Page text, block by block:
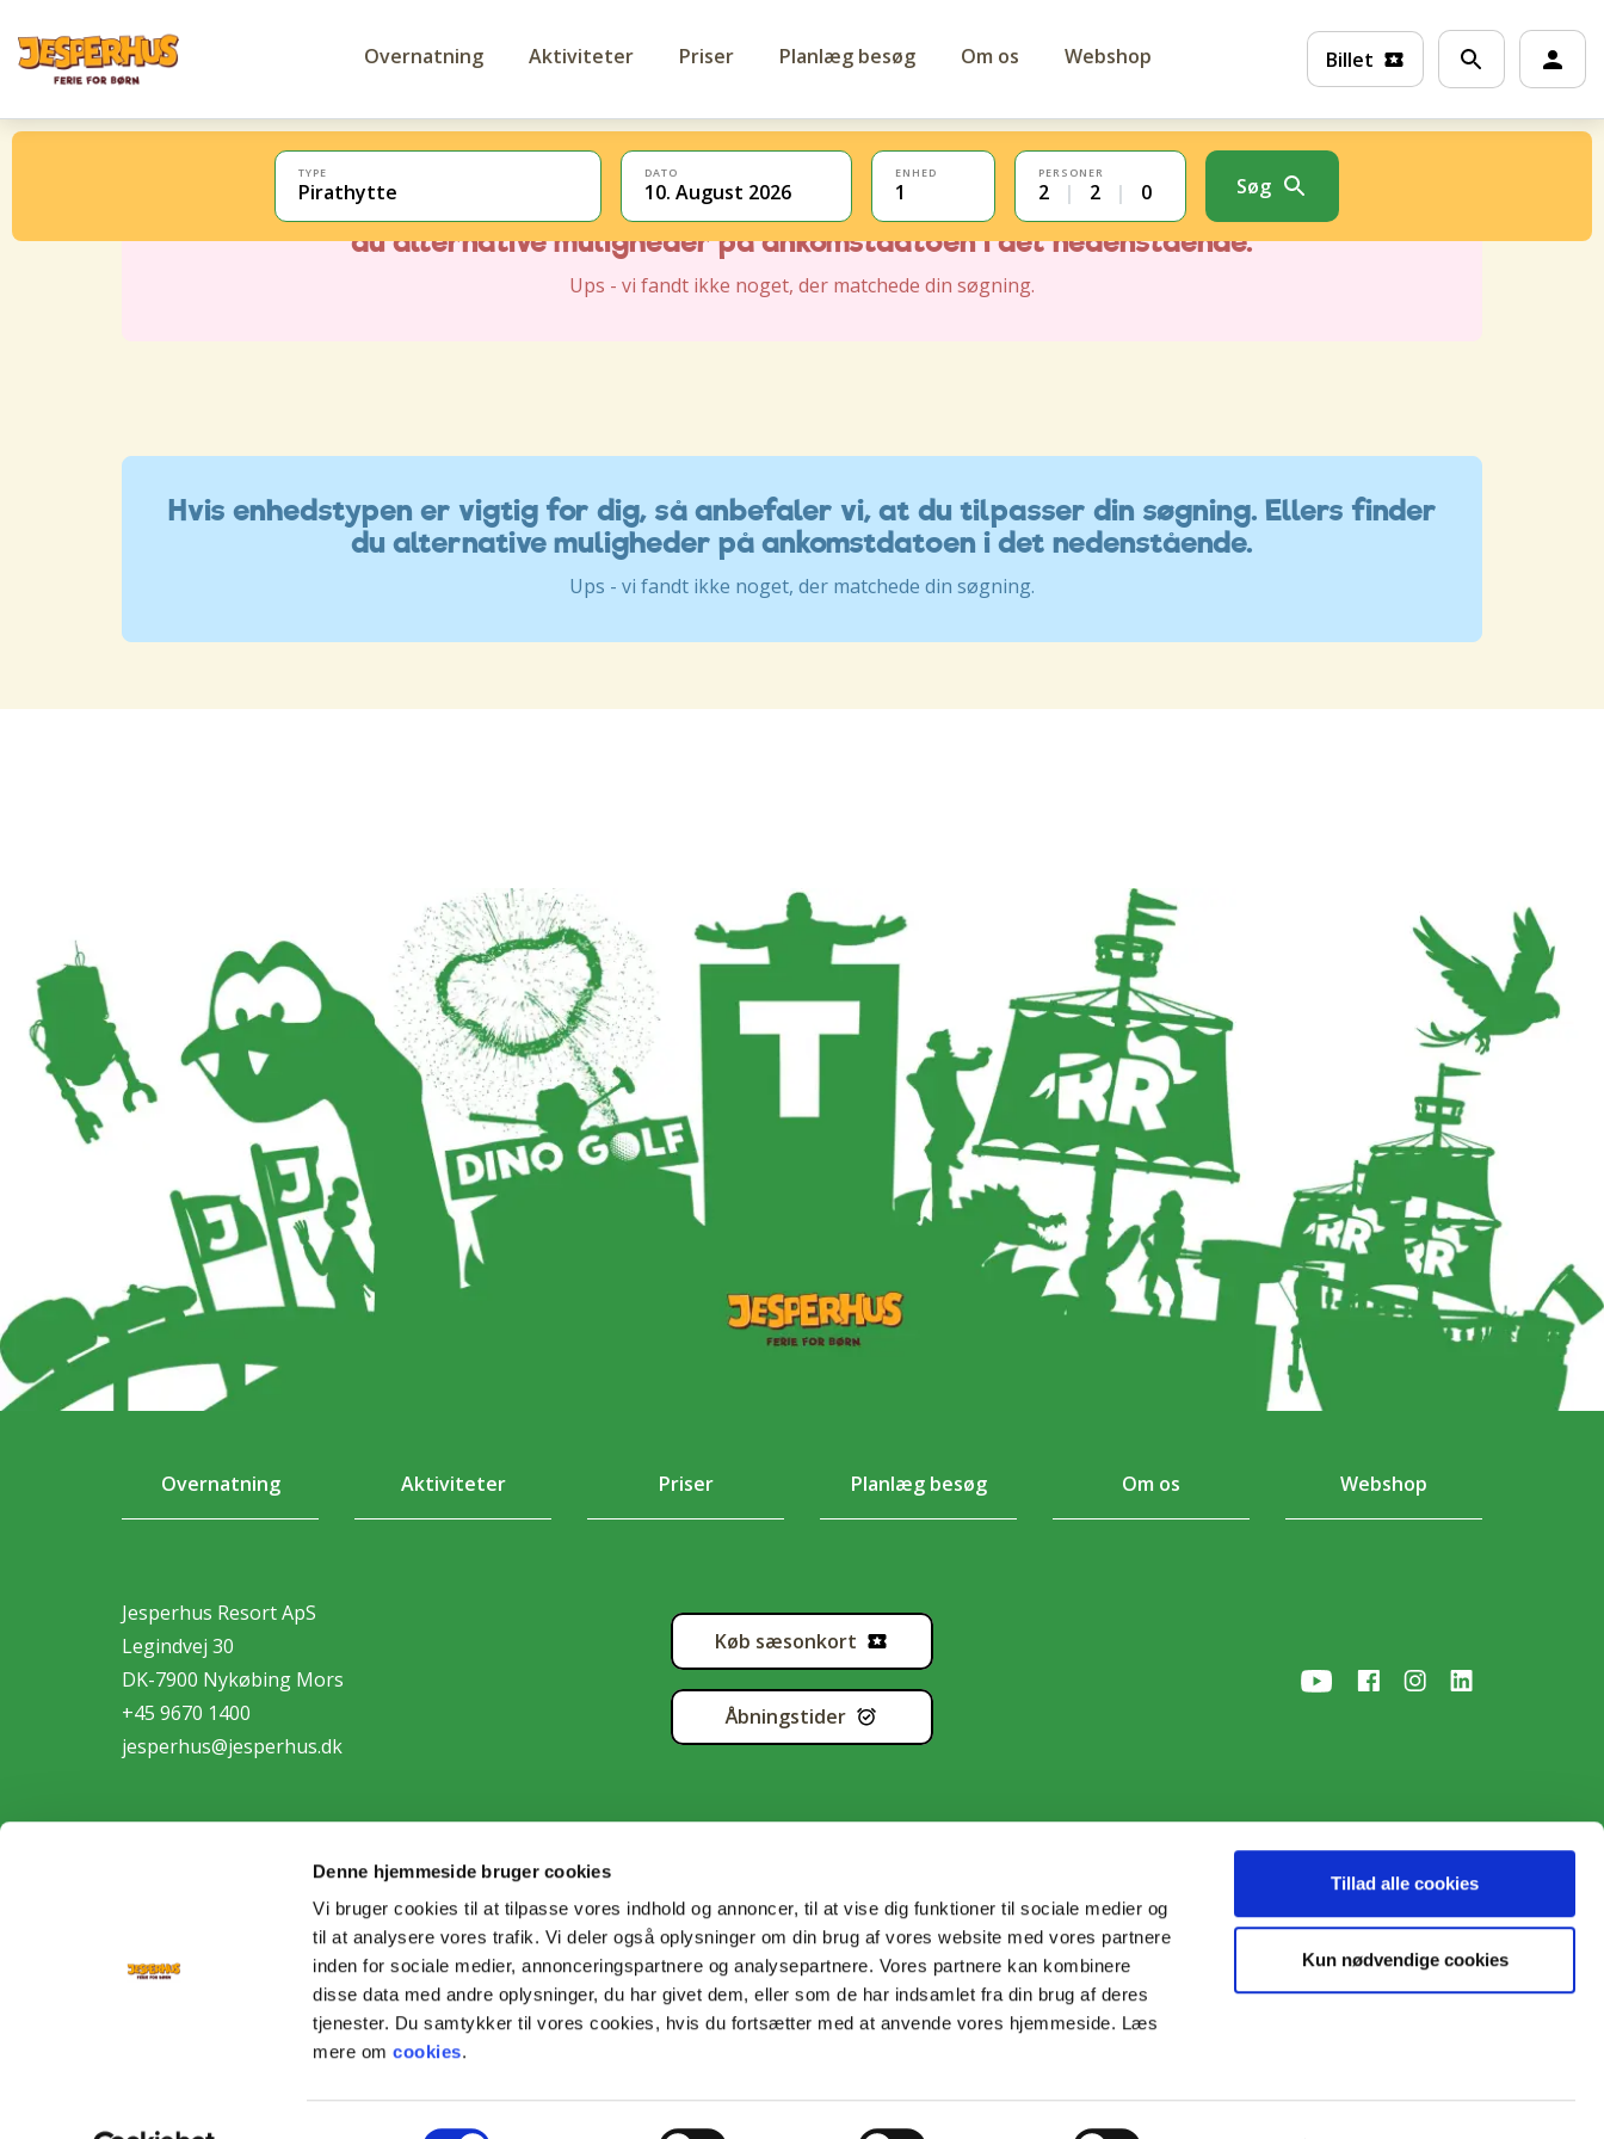
Denne hjemmeside bruger cookies
Vi bruger cookies til at tilpasse vores indhold og annoncer, til at vise dig funktioner til sociale medier og
til at analysere vores trafik. Vi deler også oplysninger om din brug af vores website med vores partnere
inden for sociale medier, annonceringspartnere og analysepartnere. Vores partnere kan kombinere
disse data med andre oplysninger, du har givet dem, eller som de har indsamlet fra din brug af deres
tjenester. Du samtykker til vores cookies, hvis du fortsætter med at anvende vores hjemmeside. Læs
mere omcookies.
Samtykkevalg
Tillad alle cookies
Kun nødvendige cookies
Overnatning Aktiviteter Priser Planlæg besøg Om os Webshop Billet
TYPE
Pirathytte
DATO
10. August 2026
ENHED
1
PERSONER
2 | 2 | 0 Søg
Hvis enhedstypen er vigtig for dig, så anbefaler vi, at du tilpasser din søgning. Ellers finder
du alternative muligheder på ankomstdatoen i det nedenstående.
Ups - vi fandt ikke noget, der matchede din søgning.
Hvis enhedstypen er vigtig for dig, så anbefaler vi, at du tilpasser din søgning. Ellers finder
du alternative muligheder på ankomstdatoen i det nedenstående.
Ups - vi fandt ikke noget, der matchede din søgning.
Overnatning Aktiviteter Priser Planlæg besøg Om os Webshop
Jesperhus Resort ApS
Legindvej 30
DK-7900 Nykøbing Mors
+45 9670 1400
jesperhus@jesperhus.dk
Køb sæsonkort
Åbningstider
Persondatapolitik •Handelsbetingelser• Cookiedeklaration•Sitemap • © 2026